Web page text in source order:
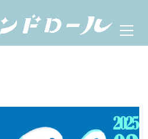
ドロール
WEBSITEMenu